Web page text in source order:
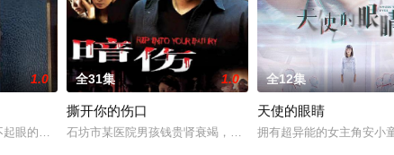
1.0
眼的角落里，经营着一家从午夜十二点到次日七点营业的小饭馆，被人
全31集 1.0
撕开你的伤口
石坊市某医院男孩钱贵肾衰竭，必须在48小时候内寻找到其生
全12集
天使的眼睛
拥有超异能的女主角安小